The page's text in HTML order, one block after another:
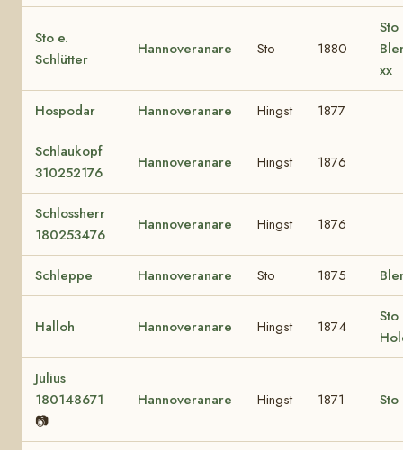
Sto e.
Schlütter
Hannoveranare Sto 1880
Sto
xx
Hospodar Hannoveranare Hingst 1877
Schlaukopf
310252176
Hannoveranare Hingst 1876
Schlossherr
180253476
Hannoveranare Hingst 1876
Schleppe Hannoveranare Sto 1875
Halloh Hannoveranare Hingst 1874
Sto
Julius
180148671
📷
Hannoveranare Hingst 1871